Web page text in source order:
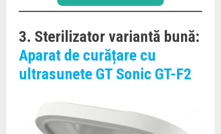
3. Sterilizator variantă bună:
Aparat de curățare cu
ultrasunete GT Sonic GT-F2